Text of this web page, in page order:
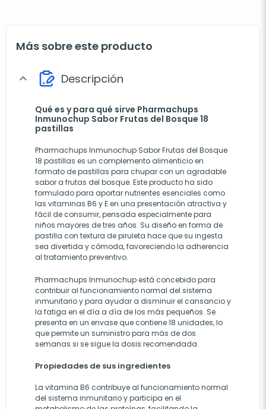
Más sobre este producto
expand_more Descripción
Qué es y para qué sirve Pharmachups
Inmunochup Sabor Frutas del Bosque 18
pastillas
Pharmachups Inmunochup Sabor Frutas del Bosque
18 pastillas es un complemento alimenticio en
formato de pastillas para chupar con un agradable
sabor a frutas del bosque. Este producto ha sido
formulado para aportar nutrientes esenciales como
las vitaminas B6 y E en una presentación atractiva y
fácil de consumir, pensada especialmente para
niños mayores de tres años. Su diseño en forma de
pastilla con textura de piruleta hace que su ingesta
sea divertida y cómoda, favoreciendo la adherencia
al tratamiento preventivo.
Pharmachups Inmunochup está concebido para
contribuir al funcionamiento normal del sistema
inmunitario y para ayudar a disminuir el cansancio y
la fatiga en el día a día de los más pequeños. Se
presenta en un envase que contiene 18 unidades, lo
que permite un suministro para más de dos
semanas si se sigue la dosis recomendada.
Propiedades de sus ingredientes
La vitamina B6 contribuye al funcionamiento normal
del sistema inmunitario y participa en el